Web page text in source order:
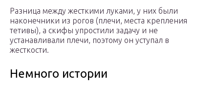
Разница между жесткими луками, у них были
наконечники из рогов (плечи, места крепления
тетивы), а скифы упростили задачу и не
устанавливали плечи, поэтому он уступал в
жесткости.
Немного истории